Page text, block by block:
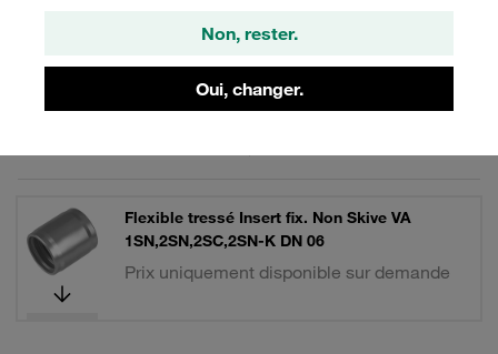
Non, rester.
Oui, changer.
34 Résultats
Flexible tressé Insert fix. Non Skive VA
1SN,2SN,2SC,2SN-K DN 06
Prix uniquement disponible sur demande